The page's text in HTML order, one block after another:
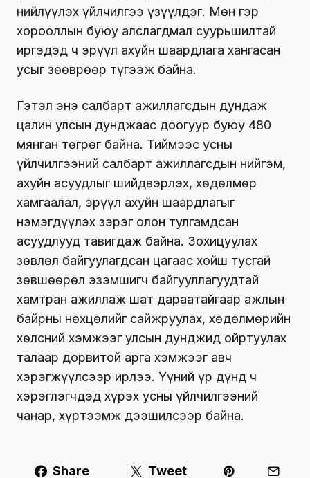
нийлүүлэх үйлчилгээ үзүүлдэг. Мөн гэр
хорооллын буюу алслагдмал суурьшилтай
иргэдэд ч эрүүл ахуйн шаардлага хангасан
усыг зөөврөөр түгээж байна.
Гэтэл энэ салбарт ажиллагсдын дундаж
цалин улсын дунджаас доогуур буюу 480
мянган төгрөг байна. Тиймээс усны
үйлчилгээний салбарт ажиллагсдын нийгэм,
ахуйн асуудлыг шийдвэрлэх, хөдөлмөр
хамгаалал, эрүүл ахуйн шаардлагыг
нэмэгдүүлэх зэрэг олон тулгамдсан
асуудлууд тавигдаж байна. Зохицуулах
зөвлөл байгуулагдсан цагаас хойш тусгай
зөвшөөрөл эзэмшигч байгууллагуудтай
хамтран ажиллаж шат дараатайгаар ажлын
байрны нөхцөлийг сайжруулах, хөдөлмөрийн
хөлсний хэмжээг улсын дунджид ойртуулах
талаар дорвитой арга хэмжээг авч
хэрэгжүүлсээр ирлээ. Үүний үр дүнд ч
хэрэглэгчдэд хүрэх усны үйлчилгээний
чанар, хүртээмж дээшилсээр байна.
Share Tweet